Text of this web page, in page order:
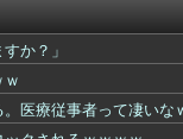
わかって、お...
らに80...
ふっとんだ
て凄いなｗｗ...
か？」
ｗ
医療従事者って凄いな